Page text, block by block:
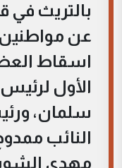
بالتريث في
عن مواطنين
اسقاط
الأول
سلمان،
النائب
مهدي